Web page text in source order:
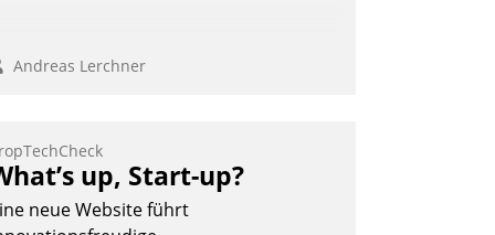
Andreas Lerchner
up, Start-up?
neue Website führt